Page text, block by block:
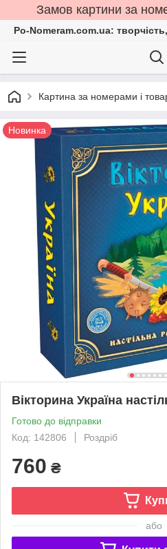
Замов картини за
Po-Nomeram.com.ua:
Картина за номерами і
Новинка
Вікторина Україна
Готово до відправки
Код: 142806
Роздріб
760 ₴
або